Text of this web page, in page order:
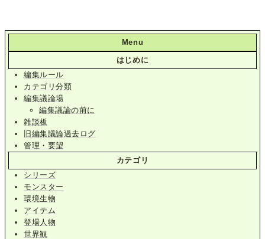
Menu
はじめに
編集ルール
カテゴリ分類
編集議論場
編集議論の前に
雑談板
旧編集議論過去ログ
管理・要望
カテゴリ
シリーズ
モンスター
環境生物
アイテム
登場人物
世界観